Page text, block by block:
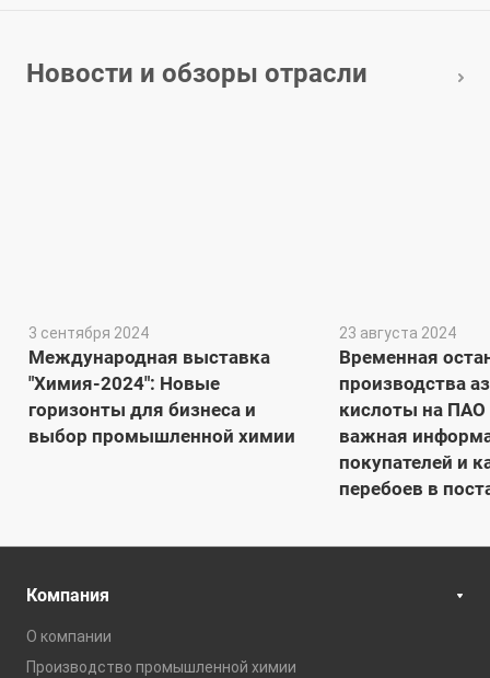
Новости и обзоры отрасли
Международная выставка
"Химия-2024": Новые
горизонты для бизнеса и
выбор промышленной химии
3 сентября 2024
Временная
производства
кислоты на
важная
покупателей и
перебоев в
23 августа 2024
Компания
О компании
Производство промышленной химии